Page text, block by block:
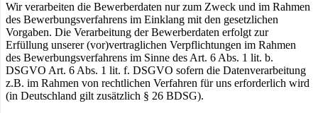
Wir verarbeiten die Bewerberdaten nur zum Zweck und im Rahmen
des Bewerbungsverfahrens im Einklang mit den gesetzlichen
Vorgaben. Die Verarbeitung der Bewerberdaten erfolgt zur
Erfüllung unserer (vor)vertraglichen Verpflichtungen im Rahmen
des Bewerbungsverfahrens im Sinne des Art. 6 Abs. 1 lit. b.
DSGVO Art. 6 Abs. 1 lit. f. DSGVO sofern die Datenverarbeitung
z.B. im Rahmen von rechtlichen Verfahren für uns erforderlich wird
(in Deutschland gilt zusätzlich § 26 BDSG).